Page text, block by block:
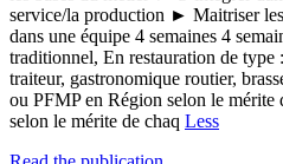
service/la production ► Maitriser
dans une équipe 4 semaines 4
traditionnel, En restauration de type
traiteur, gastronomique routier,
ou PFMP en Région selon le mérite
selon le mérite de chaq Less